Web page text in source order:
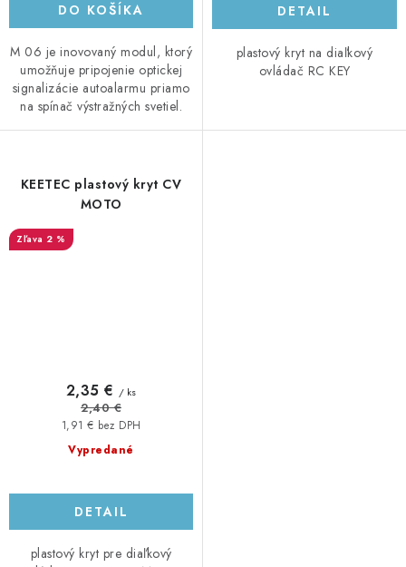
DO KOŠÍKA
M 06 je inovovaný modul, ktorý
umožňuje pripojenie optickej
signalizácie autoalarmu priamo
na spínač výstražných svetiel.
DETAIL
plastový kryt na diaľkový
ovládač RC KEY
KEETEC plastový kryt CV
MOTO
2 %
Vypredané
1,91 € bez DPH
2,35 € / ks
2,40 €
DETAIL
plastový kryt pre diaľkový